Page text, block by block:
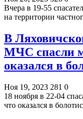
Вчера в 19-55
на территории
В
МЧС спасли
оказался в
Ноя 19, 2023 281 0
18 ноября в 22-04
что оказался в